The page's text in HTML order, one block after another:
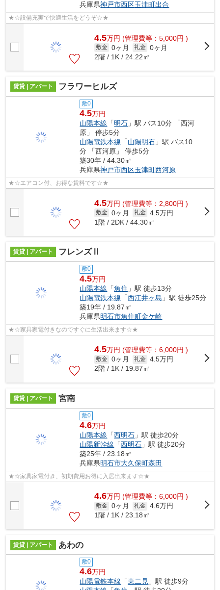
兵庫県神戸市西区玉津町出合
★☆設備充実で快適生活をどうぞ☆★
4.5万円 (管理費等：5,000円 )
敷金 0ヶ月 礼金 0ヶ月
2階 / 1K / 24.22㎡
賃貸 | アパート フラワーヒルズ
敷0
4.5万円
山陽本線 「明石 」駅 バス10分 「西河
原」 停歩5分
山陽電鉄本線 「山陽明石 」駅 バス10
分 「西河原」 停歩5分
築30年 / 44.30㎡
兵庫県神戸市西区玉津町西河原
★☆エアコン付、お得な賃料です☆★
4.5万円 (管理費等：2,800円 )
敷金 0ヶ月 礼金 4.5万円
1階 / 2DK / 44.30㎡
賃貸 | アパート フレンズⅡ
敷0
4.5万円
山陽本線 「魚住 」駅 徒歩13分
山陽電鉄本線 「西江井ヶ島 」駅 徒歩25分
築19年 / 19.87㎡
兵庫県明石市魚住町金ケ崎
★☆家具家電付きなのですぐに生活出来ます☆★
4.5万円 (管理費等：6,000円 )
敷金 0ヶ月 礼金 4.5万円
2階 / 1K / 19.87㎡
賃貸 | アパート 宮南
敷0
4.6万円
山陽本線 「西明石 」駅 徒歩20分
山陽新幹線 「西明石 」駅 徒歩20分
築25年 / 23.18㎡
兵庫県明石市大久保町森田
★☆家具家電付き、初期費用お得に入居出来ます☆★
4.6万円 (管理費等：6,000円 )
敷金 0ヶ月 礼金 4.6万円
1階 / 1K / 23.18㎡
賃貸 | アパート あわの
敷0
4.6万円
山陽電鉄本線 「東二見 」駅 徒歩9分